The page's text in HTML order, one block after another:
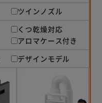
ツインノズル
くつ乾燥対応
アロマケース付き
デザインモデル